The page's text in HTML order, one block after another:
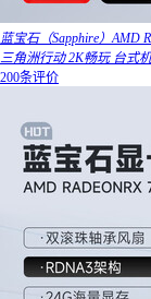
蓝宝石（Sapphire）AMD
三角洲行动 2K畅玩 台式
200条评价